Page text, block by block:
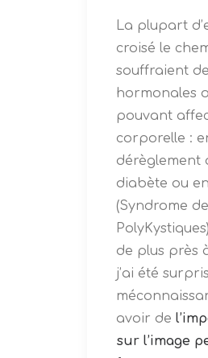
La plupart
croisé le
souffraient
hormonales
pouvant
corporelle :
dérèglement
diabète ou
(Syndrome
de plus près
j’ai été
avoir de
sur l’image